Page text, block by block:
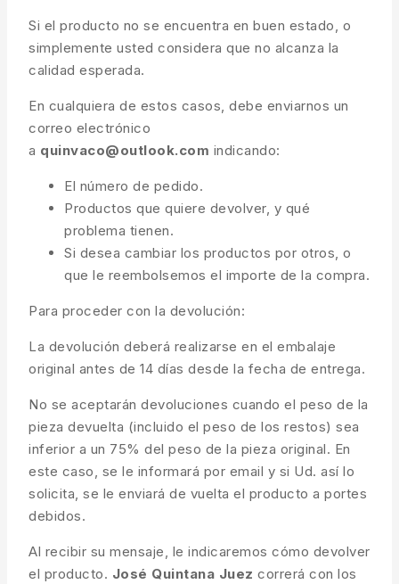
Si el producto no se encuentra en buen estado, o
simplemente usted considera que no alcanza la
calidad esperada.
En cualquiera de estos casos, debe enviarnos un
correo electrónico
a quinvaco@outlook.com indicando:
El número de pedido.
Productos que quiere devolver, y qué
problema tienen.
Si desea cambiar los productos por otros, o
que le reembolsemos el importe de la compra.
Para proceder con la devolución:
La devolución deberá realizarse en el embalaje
original antes de 14 días desde la fecha de entrega.
No se aceptarán devoluciones cuando el peso de la
pieza devuelta (incluido el peso de los restos) sea
inferior a un 75% del peso de la pieza original. En
este caso, se le informará por email y si Ud. así lo
solicita, se le enviará de vuelta el producto a portes
debidos.
Al recibir su mensaje, le indicaremos cómo devolver
el producto. José Quintana Juez correrá con los